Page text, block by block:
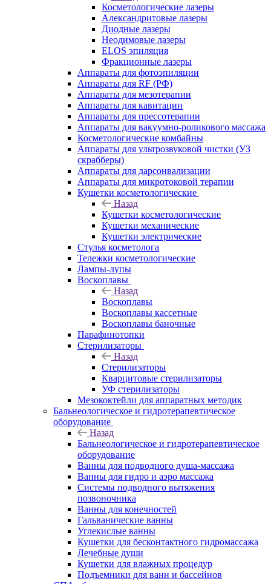
Косметологические лазеры
Александритовые лазеры
Диодные лазеры
Неодимовые лазеры
ELOS эпиляция
Фракционные лазеры
Аппараты для фотоэпиляции
Аппараты для RF (РФ)
Аппараты для мезотерапии
Аппараты для кавитации
Аппараты для прессотерапии
Аппараты для вакуумно-роликового массажа
Косметологические комбайны
Аппараты для ультрозвуковой чистки (УЗ
скрабберы)
Аппараты для дарсонвализации
Аппараты для микротоковой терапии
Кушетки косметологические
Назад
Кушетки косметологические
Кушетки механические
Кушетки электрические
Стулья косметолога
Тележки косметологические
Лампы-лупы
Воскоплавы
Назад
Воскоплавы
Воскоплавы кассетные
Воскоплавы баночные
Парафинотопки
Стерилизаторы
Назад
Стерилизаторы
Кварцитовые стерилизаторы
УФ стерилизаторы
Мезококтейли для аппаратных методик
Бальнеологическое и гидротерапевтическое
оборудование
Назад
Бальнеологическое и гидротерапевтическое
оборудование
Ванны для подводного душа-массажа
Ванны для гидро и аэро массажа
Системы подводного вытяжения
позвоночника
Ванны для конечностей
Гальванические ванны
Углекислые ванны
Кушетки для бесконтактного гидромассажа
Лечебные души
Кушетки для влажных процедур
Подъемники для ванн и бассейнов